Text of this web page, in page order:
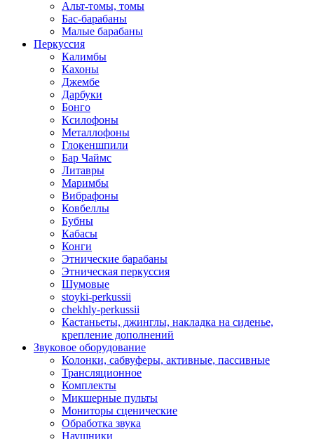
Альт-томы, томы
Бас-барабаны
Малые барабаны
Перкуссия
Калимбы
Кахоны
Джембе
Дарбуки
Бонго
Ксилофоны
Металлофоны
Глокеншпили
Бар Чаймс
Литавры
Маримбы
Вибрафоны
Ковбеллы
Бубны
Кабасы
Конги
Этнические барабаны
Этническая перкуссия
Шумовые
stoyki-perkussii
chekhly-perkussii
Кастаньеты, джинглы, накладка на сиденье,
крепление дополнений
Звуковое оборудование
Колонки, сабвуферы, активные, пассивные
Трансляционное
Комплекты
Микшерные пульты
Мониторы сценические
Обработка звука
Наушники